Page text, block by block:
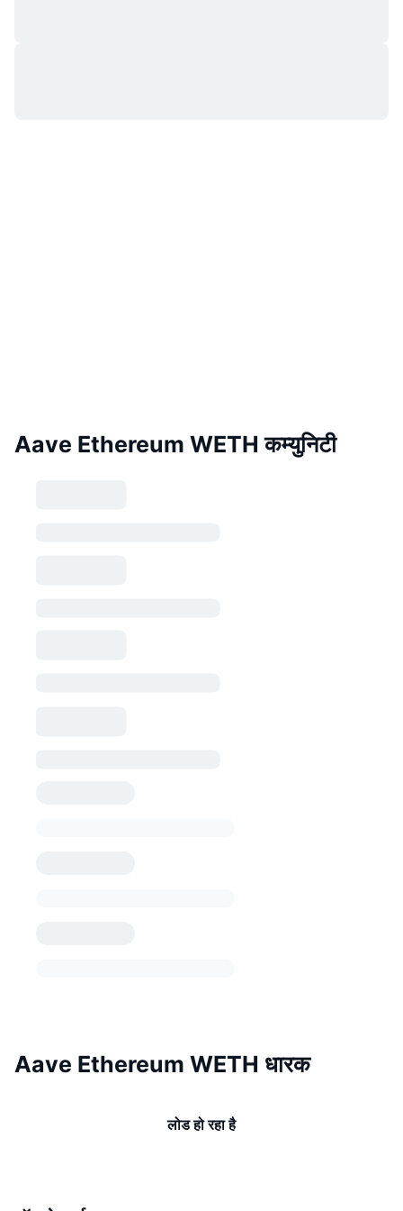
Aave Ethereum WETH कम्युनिटी
Aave Ethereum WETH धारक
लोड हो रहा है